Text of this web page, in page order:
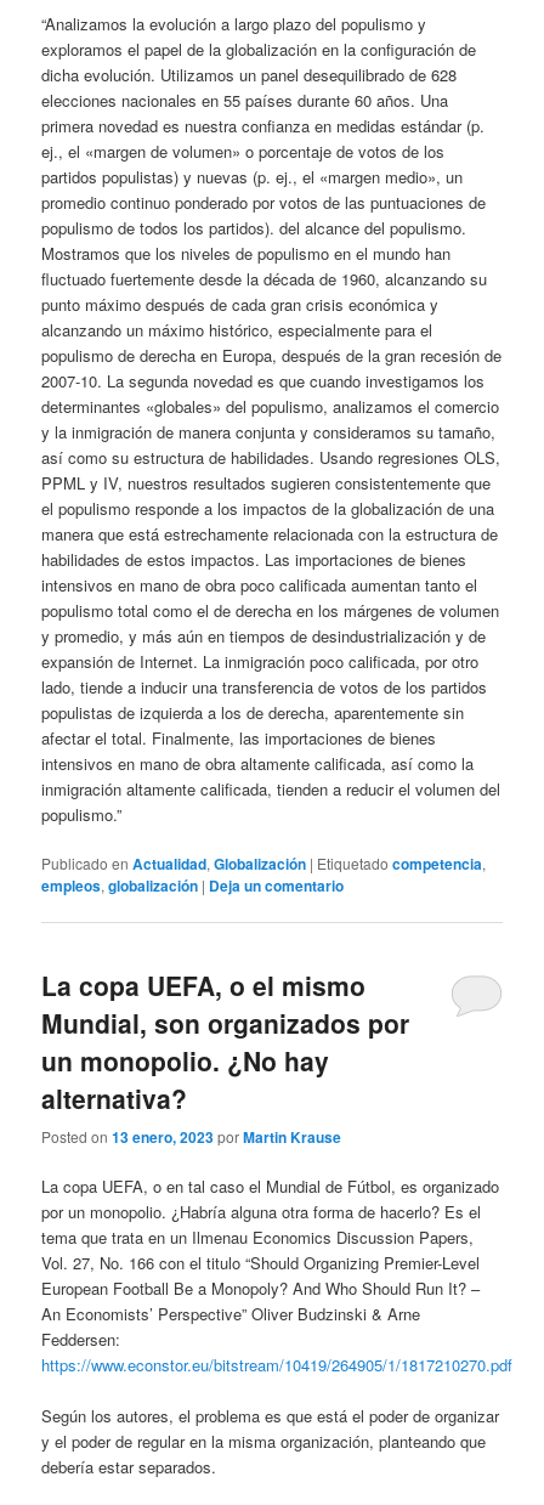
“Analizamos la evolución a largo plazo del populismo y
exploramos el papel de la globalización en la configuración de
dicha evolución. Utilizamos un panel desequilibrado de 628
elecciones nacionales en 55 países durante 60 años. Una
primera novedad es nuestra confianza en medidas estándar (p.
ej., el «margen de volumen» o porcentaje de votos de los
partidos populistas) y nuevas (p. ej., el «margen medio», un
promedio continuo ponderado por votos de las puntuaciones de
populismo de todos los partidos). del alcance del populismo.
Mostramos que los niveles de populismo en el mundo han
fluctuado fuertemente desde la década de 1960, alcanzando su
punto máximo después de cada gran crisis económica y
alcanzando un máximo histórico, especialmente para el
populismo de derecha en Europa, después de la gran recesión de
2007-10. La segunda novedad es que cuando investigamos los
determinantes «globales» del populismo, analizamos el comercio
y la inmigración de manera conjunta y consideramos su tamaño,
así como su estructura de habilidades. Usando regresiones OLS,
PPML y IV, nuestros resultados sugieren consistentemente que
el populismo responde a los impactos de la globalización de una
manera que está estrechamente relacionada con la estructura de
habilidades de estos impactos. Las importaciones de bienes
intensivos en mano de obra poco calificada aumentan tanto el
populismo total como el de derecha en los márgenes de volumen
y promedio, y más aún en tiempos de desindustrialización y de
expansión de Internet. La inmigración poco calificada, por otro
lado, tiende a inducir una transferencia de votos de los partidos
populistas de izquierda a los de derecha, aparentemente sin
afectar el total. Finalmente, las importaciones de bienes
intensivos en mano de obra altamente calificada, así como la
inmigración altamente calificada, tienden a reducir el volumen del
populismo.”
Publicado en Actualidad,Globalización | Etiquetado competencia,
empleos,globalización | Deja un comentario
La copa UEFA, o el mismo
Mundial, son organizados por
un monopolio. ¿No hay
alternativa?
Posted on13 enero, 2023porMartin Krause
La copa UEFA, o en tal caso el Mundial de Fútbol, es organizado
por un monopolio. ¿Habría alguna otra forma de hacerlo? Es el
tema que trata en un Ilmenau Economics Discussion Papers,
Vol. 27, No. 166 con el titulo “Should Organizing Premier-Level
European Football Be a Monopoly? And Who Should Run It? –
An Economists’ Perspective” Oliver Budzinski & Arne
Feddersen:
https://www.econstor.eu/bitstream/10419/264905/1/1817210270.pdf
Según los autores, el problema es que está el poder de organizar
y el poder de regular en la misma organización, planteando que
debería estar separados.